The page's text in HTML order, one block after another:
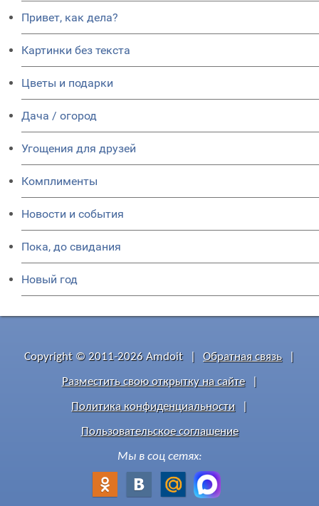
Привет, как дела?
Картинки без текста
Цветы и подарки
Дача / огород
Угощения для друзей
Комплименты
Новости и события
Пока, до свидания
Новый год
Copyright © 2011-2026 Amdoit Обратная связь
Разместить свою открытку на сайте
Политика конфиденциальности
Пользовательское соглашение
Мы в соц сетях: